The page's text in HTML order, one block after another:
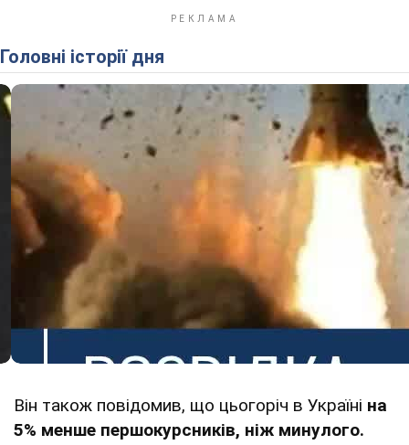
Головні історії дня
Він також повідомив, що цьогоріч в Україні на
5% менше першокурсників, ніж минулого.